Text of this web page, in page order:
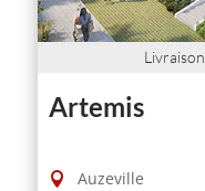
Livraison
Artemis
Auzeville